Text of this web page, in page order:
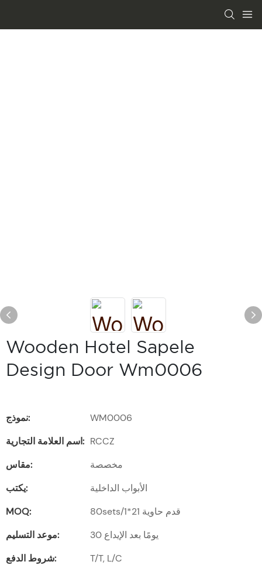
Wooden Hotel Sapele
Design Door Wm0006
نموذج:
WM0006
اسم العلامة التجارية: RCCZ
مقاس:
مخصصة
يكتب:
الأبواب الداخلية
MOQ:
80sets/1*21 قدم حاوية
موعد التسليم:
30 يومًا بعد الإيداع
شروط الدفع:
T/T, L/C